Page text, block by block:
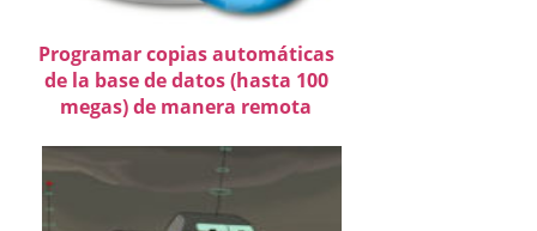
Programar copias automáticas
de la base de datos (hasta 100
megas) de manera remota